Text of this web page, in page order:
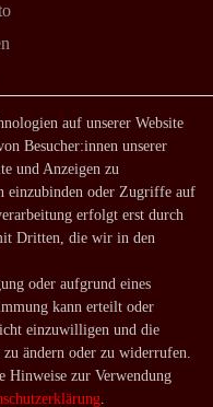
-kosten
auf unserer Website
Besucher:innen unserer
und Anzeigen zu
einzubinden oder Zugriffe auf
erfolgt erst durch
Dritten, die wir in den
oder aufgrund eines
kann erteilt oder
einzuwilligen und die
ändern oder zu widerrufen.
Hinweise zur Verwendung
.